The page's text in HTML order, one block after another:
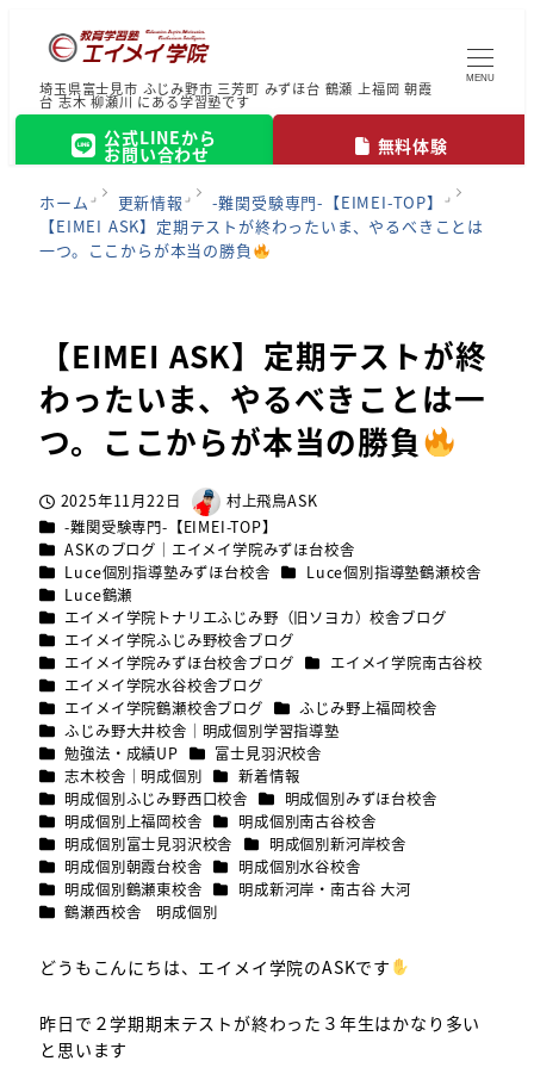
埼玉県富士見市 ふじみ野市 三芳町 みずほ台 鶴瀬 上福岡 朝霞
台 志木 柳瀬川 にある学習塾です
公式LINEから
お問い合わせ 無料体験
MENU
ホーム 更新情報
-難関受験専門-【EIMEI-TOP】
【EIMEI ASK】定期テストが終わったいま、やるべきことは
一つ。ここからが本当の勝負
【EIMEI ASK】定期テストが終
わったいま、やるべきことは一
つ。ここからが本当の勝負
投稿日2025年11月22日
著
者
村上飛鳥ASK
カテゴリー
-難関受験専門-【EIMEI-TOP】
カテゴリー
ASKのブログ｜エイメイ学院みずほ台校舎
カテゴリー
Luce個別指導塾みずほ台校舎 カテゴリー
Luce個別指導塾鶴瀬校舎
カテゴリー
Luce鶴瀬
カテゴリー
エイメイ学院トナリエふじみ野（旧ソヨカ）校舎ブログ
カテゴリー
エイメイ学院ふじみ野校舎ブログ
カテゴリー
エイメイ学院みずほ台校舎ブログ カテゴリー
エイメイ学院南古谷校
カテゴリー
エイメイ学院水谷校舎ブログ
カテゴリー
エイメイ学院鶴瀬校舎ブログ カテゴリー
ふじみ野上福岡校舎
カテゴリー
ふじみ野大井校舎｜明成個別学習指導塾
カテゴリー
勉強法・成績UP カテゴリー
富士見羽沢校舎
カテゴリー
志木校舎｜明成個別 カテゴリー
新着情報
カテゴリー
明成個別ふじみ野西口校舎 カテゴリー
明成個別みずほ台校舎
カテゴリー
明成個別上福岡校舎 カテゴリー
明成個別南古谷校舎
カテゴリー
明成個別富士見羽沢校舎 カテゴリー
明成個別新河岸校舎
カテゴリー
明成個別朝霞台校舎 カテゴリー
明成個別水谷校舎
カテゴリー
明成個別鶴瀬東校舎 カテゴリー
明成新河岸・南古谷 大河
カテゴリー
鶴瀬西校舎 明成個別
どうもこんにちは、エイメイ学院のASKです
昨日で２学期期末テストが終わった３年生はかなり多い
と思います